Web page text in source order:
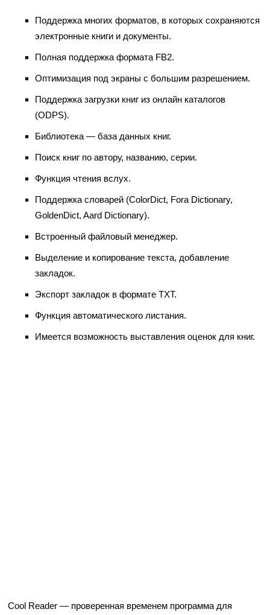
Поддержка многих форматов, в которых сохраняются
электронные книги и документы.
Полная поддержка формата FB2.
Оптимизация под экраны с большим разрешением.
Поддержка загрузки книг из онлайн каталогов
(ODPS).
Библиотека — база данных книг.
Поиск книг по автору, названию, серии.
Функция чтения вслух.
Поддержка словарей (ColorDict, Fora Dictionary,
GoldenDict, Aard Dictionary).
Встроенный файловый менеджер.
Выделение и копирование текста, добавление
закладок.
Экспорт закладок в формате TXT.
Функция автоматического листания.
Имеется возможность выставления оценок для книг.
Cool Reader — проверенная временем программа для